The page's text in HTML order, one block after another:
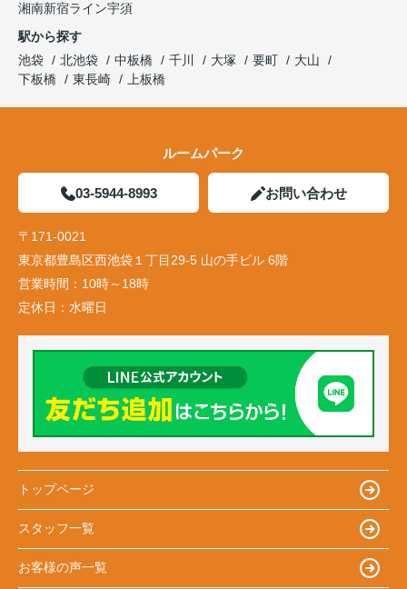
湘南新宿ライン宇須
駅から探す
池袋
北池袋 中板橋 千川 大塚 要町
大山
下板橋
東長崎 上板橋
ルームパーク
03-5944-8993 お問い合わせ
〒171-0021
東京都豊島区西池袋１丁目29-5 山の手ビル 6階
営業時間： 10時～18時
定休日： 水曜日
トップページ
スタッフ一覧
お客様の声一覧